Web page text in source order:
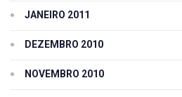
JANEIRO 2011
DEZEMBRO 2010
NOVEMBRO 2010